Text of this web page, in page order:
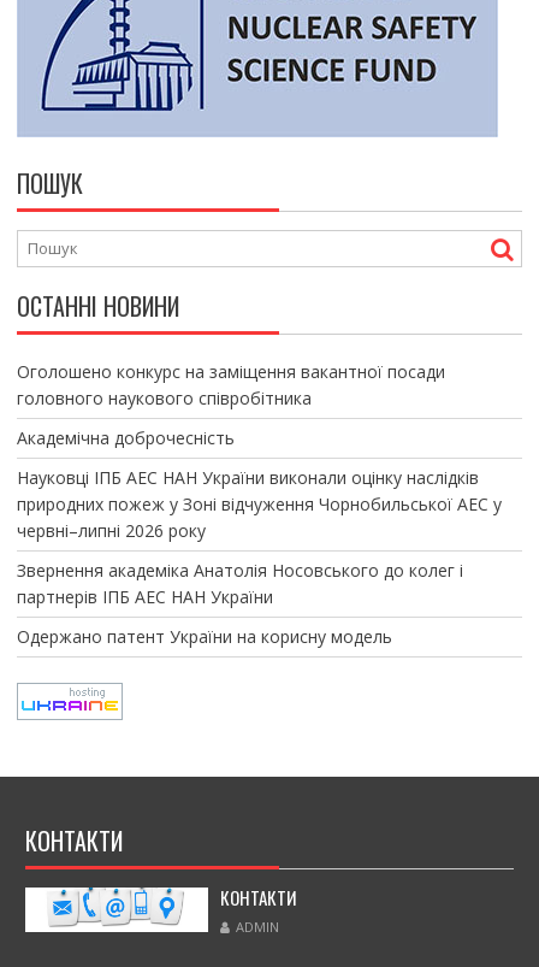
ПОШУК
ОСТАННІ НОВИНИ
Оголошено конкурс на заміщення вакантної посади
головного наукового співробітника
Академічна доброчесність
Науковці ІПБ АЕС НАН України виконали оцінку наслідків
природних пожеж у Зоні відчуження Чорнобильської АЕС у
червні–липні 2026 року
Звернення академіка Анатолія Носовського до колег і
партнерів ІПБ АЕС НАН України
Одержано патент України на корисну модель
КОНТАКТИ
КОНТАКТИ
ADMIN